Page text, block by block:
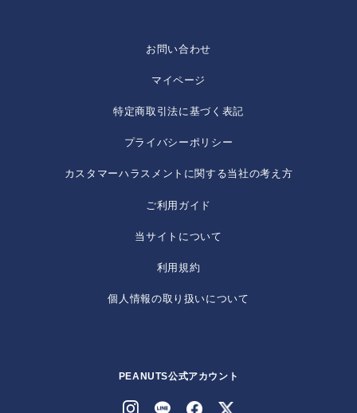
お問い合わせ
マイページ
特定商取引法に基づく表記
プライバシーポリシー
カスタマーハラスメントに関する当社の考え方
ご利用ガイド
当サイトについて
利用規約
個人情報の取り扱いについて
PEANUTS公式アカウント